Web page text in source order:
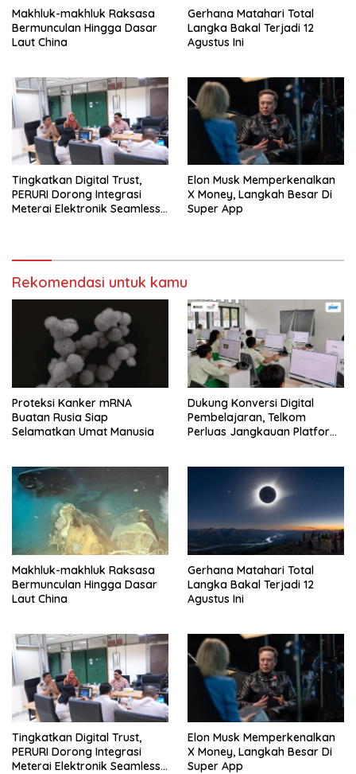
Makhluk-makhluk Raksasa
Bermunculan Hingga Dasar
Laut China
Gerhana Matahari Total
Langka Bakal Terjadi 12
Agustus Ini
Tingkatkan Digital Trust,
PERURI Dorong Integrasi
Meterai Elektronik Seamless
Elon Musk Memperkenalkan
X Money, Langkah Besar Di
Super App
Rekomendasi untuk kamu
Proteksi Kanker mRNA
Buatan Rusia Siap
Selamatkan Umat Manusia
Dukung Konversi Digital
Pembelajaran, Telkom
Perluas Jangkauan Platform
Makhluk-makhluk Raksasa
Bermunculan Hingga Dasar
Laut China
Gerhana Matahari Total
Langka Bakal Terjadi 12
Agustus Ini
Tingkatkan Digital Trust,
PERURI Dorong Integrasi
Meterai Elektronik Seamless
Elon Musk Memperkenalkan
X Money, Langkah Besar Di
Super App